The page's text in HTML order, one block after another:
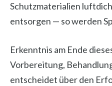
Schutzmaterialien
entsorgen — so werden
Erkenntnis am Ende
Vorbereitung,
entscheidet über den